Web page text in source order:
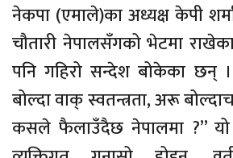
नेकपा (एमाले)का अध्यक्ष केपी
चौतारी नेपालसँगको भेटमा राखेका
पनि गहिरो सन्देश बोकेका
बोल्दा वाक् स्वतन्त्रता, अरू
कसले फैलाउँदैछ नेपालमा ?” यो